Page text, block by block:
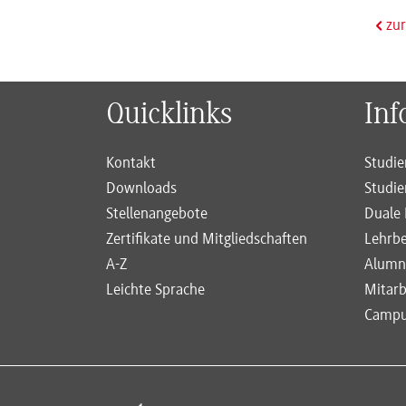
Quicklinks
Kontakt
Downloads
Stellenangebote
Zertifikate und Mitgliedschaften
A-Z
Leichte Sprache
Duale